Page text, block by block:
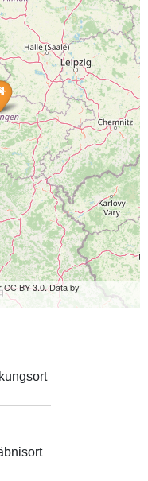
CC BY 3.0. Data by